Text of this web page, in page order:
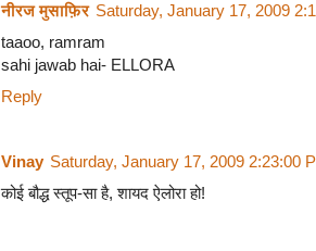
नीरज मुसाफ़िर Saturday, January 17, 2009
taaoo, ramram
sahi jawab hai- ELLORA
Reply
Vinay Saturday, January 17, 2009 2:23:00
कोई बौद्ध स्तूप-सा है, शायद ऐलोरा हो!